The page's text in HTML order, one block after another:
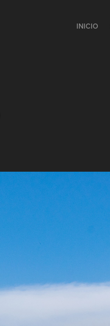
INICIO